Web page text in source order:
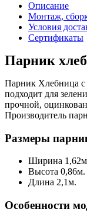
Описание
Монтаж,
Условия
Сертификаты
Парник
Парник Хлебница
подходит для
прочной,
Производитель
Размеры
Ширина
Высота 0,86м.
Длина 2,1м.
Особенности